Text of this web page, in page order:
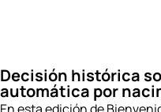
Decisión histórica
automática por